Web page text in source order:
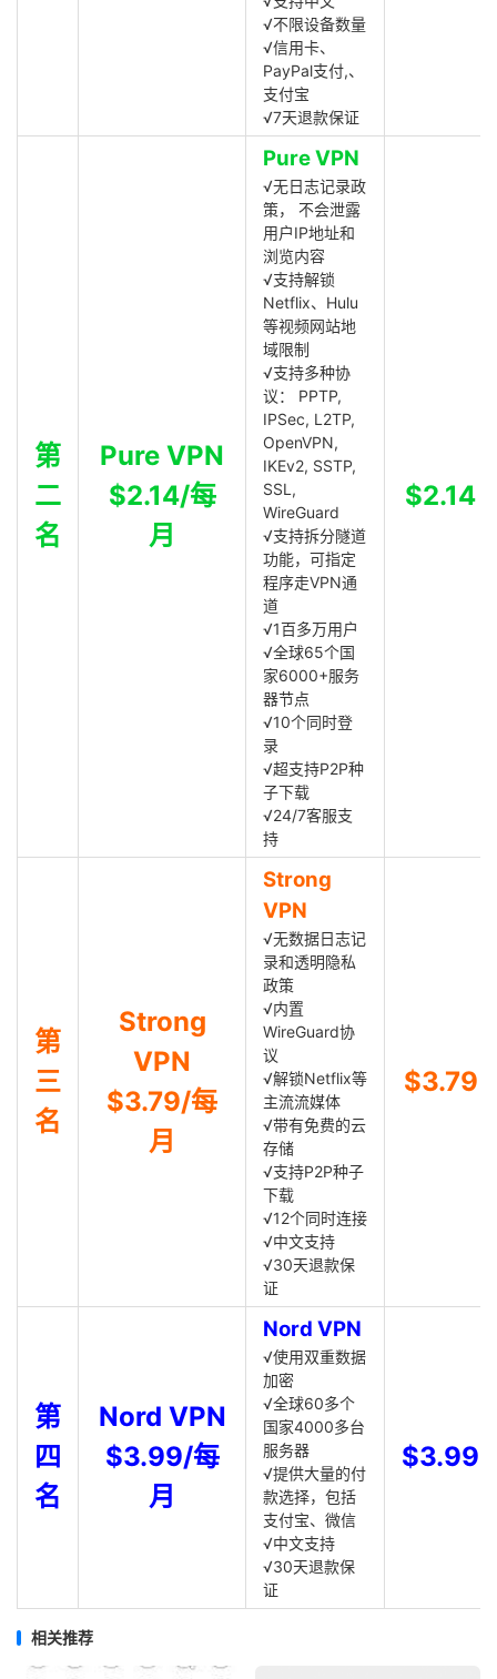
√不限设备数量
√信用卡、
PayPal支付,、
支付宝
√7天退款保证
第
二
名
Pure VPN
$2.14/每
月
Pure VPN
√无日志记录政
策， 不会泄露
用户IP地址和
浏览内容
√支持解锁
Netflix、Hulu
等视频网站地
域限制
√支持多种协
议： PPTP,
IPSec, L2TP,
OpenVPN,
IKEv2, SSTP,
SSL,
WireGuard
√支持拆分隧道
功能，可指定
程序走VPN通
道
√1百多万用户
√全球65个国
家6000+服务
器节点
√10个同时登
录
√超支持P2P种
子下载
√24/7客服支
持
$2.14
第
三
名
Strong
VPN
$3.79/每
月
Strong
VPN
√无数据日志记
录和透明隐私
政策
√内置
WireGuard协
议
√解锁Netflix等
主流流媒体
√带有免费的云
存储
√支持P2P种子
下载
√12个同时连接
√中文支持
√30天退款保
证
$3.79
第
四
名
Nord VPN
$3.99/每
月
Nord VPN
√使用双重数据
加密
√全球60多个
国家4000多台
服务器
√提供大量的付
款选择，包括
支付宝、微信
√中文支持
√30天退款保
证
$3.99
相关推荐